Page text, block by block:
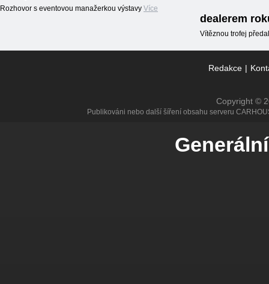
Rozhovor s eventovou manažerkou výstavy Více
dealerem
Vítěznou trofej
Redakce |
Copyright ©
Publikováni nebo další šíření obsahu serveru